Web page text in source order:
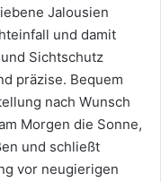
Jalousien
und damit
Sichtschutz
präzise. Bequem
nach Wunsch
Morgen die Sonne,
und schließt
vor neugierigen